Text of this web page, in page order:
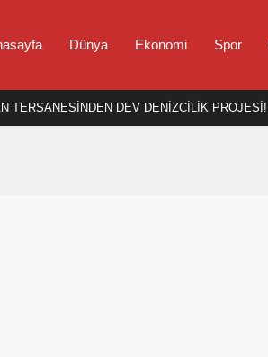
Dünya Ekonomi Spor
TERSANESİNDEN DEV DENİZCİLİK PROJESİ!